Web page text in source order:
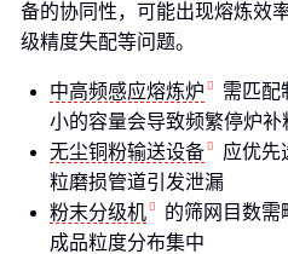
备的协同性，可能出现熔炼效
级精度失配等问题。
中高频感应熔炼炉
需匹配
小的容量会导致频繁停炉补
无尘铜粉输送设备
应优先
粒磨损管道引发泄漏
粉末分级机
的筛网目数需
成品粒度分布集中